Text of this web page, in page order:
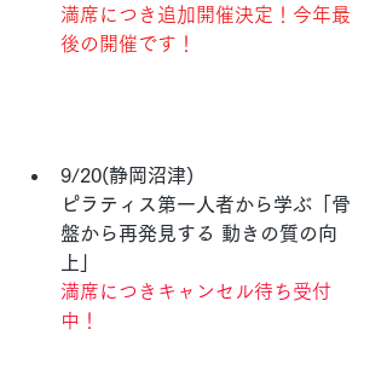
満席につき追加開催決定！今年最
後の開催です！
9/20(静岡沼津)
ピラティス第一人者から学ぶ「骨
盤から再発見する 動きの質の向
上」
満席につきキャンセル待ち受付
中！